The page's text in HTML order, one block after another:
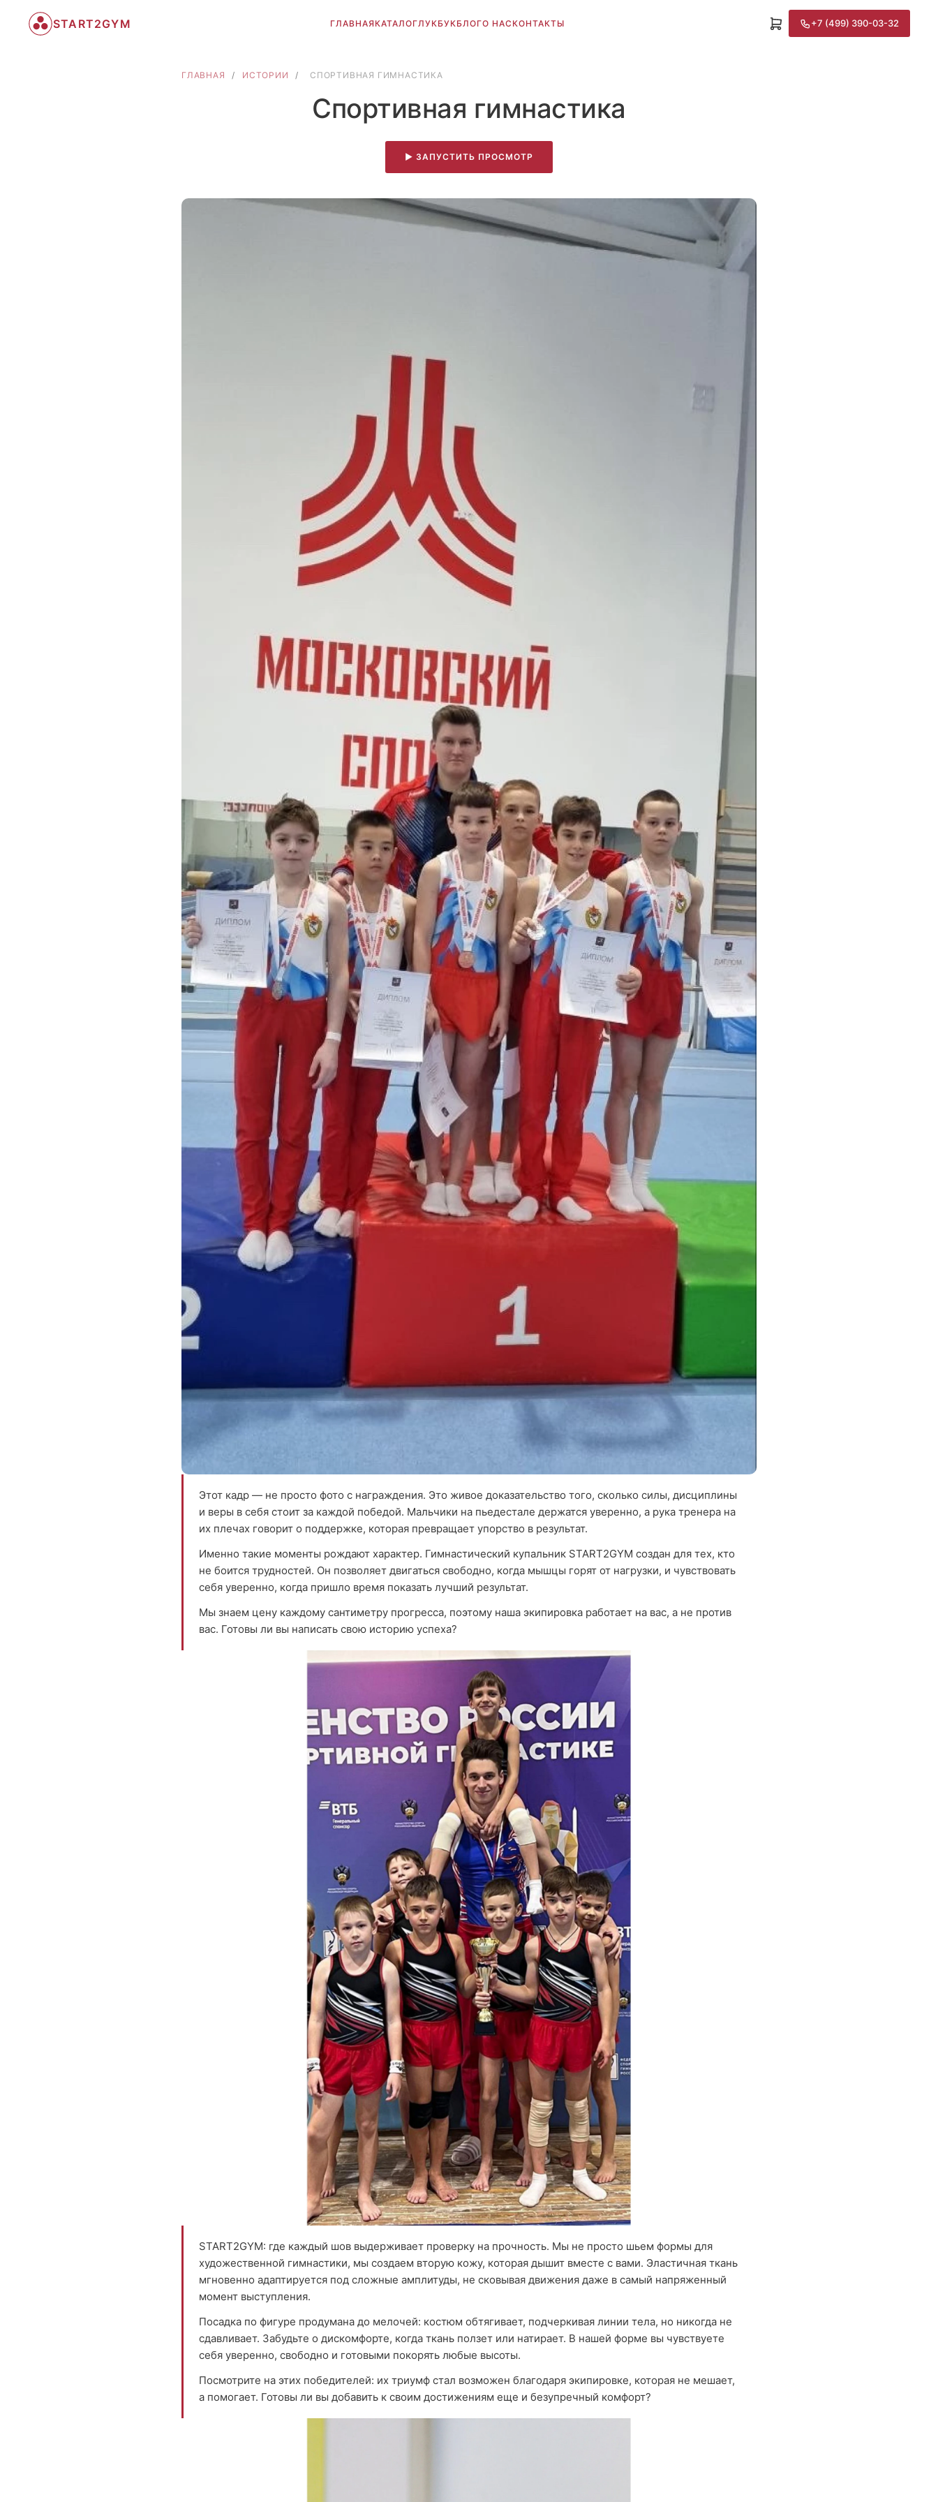
START2GYM ГЛАВНАЯКАТАЛОГЛУКБУКБЛОГО НАС КОНТАКТЫ +7 (499) 390-03-32
ГЛАВНАЯ / ИСТОРИИ / СПОРТИВНАЯ ГИМНАСТИКА
Спортивная гимнастика
▶ ЗАПУСТИТЬ ПРОСМОТР
Этот кадр — не просто фото с награждения. Это живое доказательство того, сколько силы, дисциплины
и веры в себя стоит за каждой победой. Мальчики на пьедестале держатся уверенно, а рука тренера на
их плечах говорит о поддержке, которая превращает упорство в результат.
Именно такие моменты рождают характер. Гимнастический купальник START2GYM создан для тех, кто
не боится трудностей. Он позволяет двигаться свободно, когда мышцы горят от нагрузки, и чувствовать
себя уверенно, когда пришло время показать лучший результат.
Мы знаем цену каждому сантиметру прогресса, поэтому наша экипировка работает на вас, а не против
вас. Готовы ли вы написать свою историю успеха?
START2GYM: где каждый шов выдерживает проверку на прочность. Мы не просто шьем формы для
художественной гимнастики, мы создаем вторую кожу, которая дышит вместе с вами. Эластичная ткань
мгновенно адаптируется под сложные амплитуды, не сковывая движения даже в самый напряженный
момент выступления.
Посадка по фигуре продумана до мелочей: костюм обтягивает, подчеркивая линии тела, но никогда не
сдавливает. Забудьте о дискомфорте, когда ткань ползет или натирает. В нашей форме вы чувствуете
себя уверенно, свободно и готовыми покорять любые высоты.
Посмотрите на этих победителей: их триумф стал возможен благодаря экипировке, которая не мешает,
а помогает. Готовы ли вы добавить к своим достижениям еще и безупречный комфорт?